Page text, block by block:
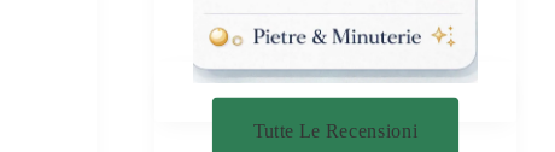
Tutte Le Recensioni